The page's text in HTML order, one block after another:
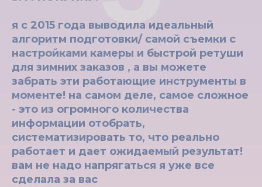
я с 2015 года выводила идеальный
алгоритм подготовки/ самой съемки с
настройками камеры и быстрой ретуши
для зимних заказов , а вы можете
забрать эти работающие инструменты в
моменте! на самом деле, самое сложное
- это из огромного количества
информации отобрать,
систематизировать то, что реально
работает и дает ожидаемый результат!
вам не надо напрягаться я уже все
сделала за вас